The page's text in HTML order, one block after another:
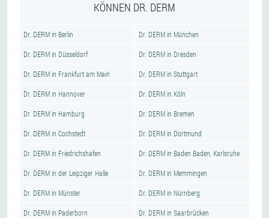
KÖNNEN DR. DERM
Dr. DERM in Berlin Dr. DERM in München
Dr. DERM in Düsseldorf Dr. DERM in Dresden
Dr. DERM in Frankfurt am Main Dr. DERM in Stuttgart
Dr. DERM in Hannover Dr. DERM in Köln
Dr. DERM in Hamburg Dr. DERM in Bremen
Dr. DERM in Cochstedt Dr. DERM in Dortmund
Dr. DERM in Friedrichshafen Dr. DERM in Baden Baden, Karlsruhe
Dr. DERM in der Leipziger Halle Dr. DERM in Memmingen
Dr. DERM in Münster Dr. DERM in Nürnberg
Dr. DERM in Paderborn Dr. DERM in Saarbrücken